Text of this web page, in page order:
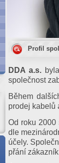
Profil
DDA a.s.byla
společnost
Během
prodej kabelů
Od roku 2000
dle
účely.
přání